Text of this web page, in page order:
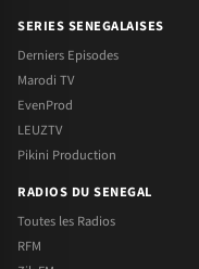
SERIES SENEGALAISES
Derniers Episodes
Marodi TV
EvenProd
LEUZTV
Pikini Production
RADIOS DU SENEGAL
Toutes les Radios
RFM